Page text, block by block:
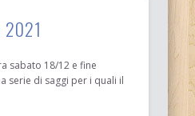
2021
sabato 18/12 e fine
serie di saggi per i quali il